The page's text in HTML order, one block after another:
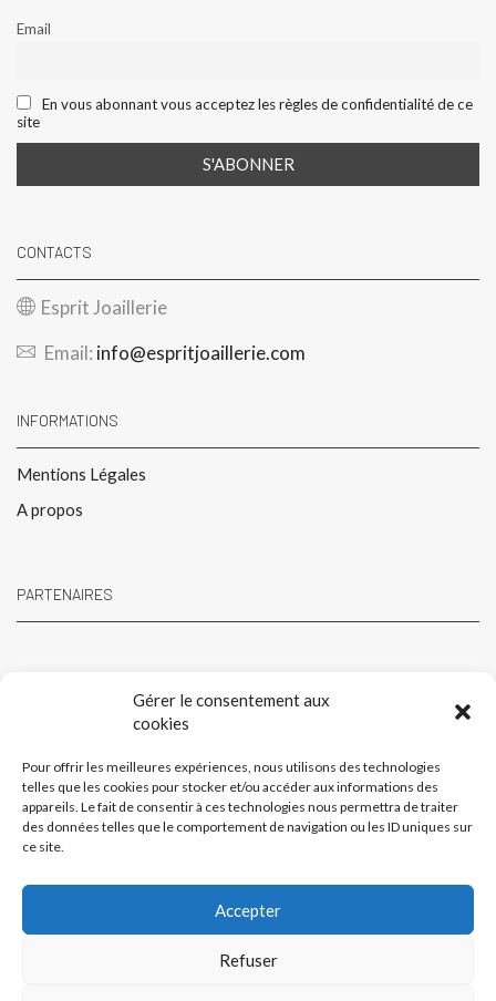
Gérer le consentement aux
cookies
Pour offrir les meilleures expériences, nous utilisons des technologies
telles que les cookies pour stocker et/ou accéder aux informations des
appareils. Le fait de consentir à ces technologies nous permettra de traiter
des données telles que le comportement de navigation ou les ID uniques sur
ce site.
Accepter
Refuser
Email
En vous abonnant vous acceptez les règles de confidentialité de ce
site
CONTACTS
Esprit Joaillerie
Email: info@espritjoaillerie.com
INFORMATIONS
Mentions Légales
A propos
PARTENAIRES